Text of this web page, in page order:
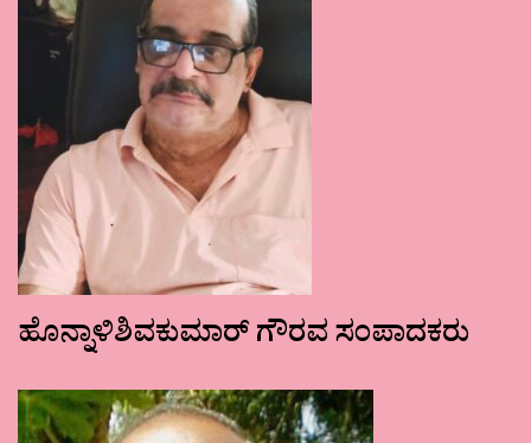
ಹೊನ್ನಾಳಿಶಿವಕುಮಾರ್ ಗೌರವ ಸಂಪಾದಕರು